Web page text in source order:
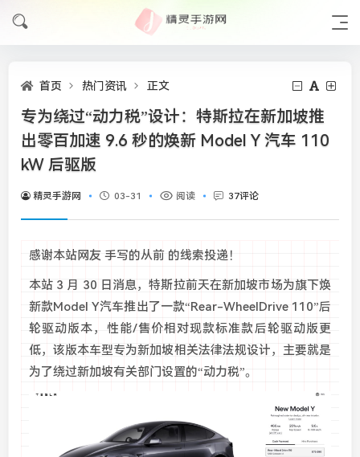
首页 热门资讯 正文
专为绕过“动力税”设计：特斯拉在新加坡推
出零百加速 9.6 秒的焕新 Model Y 汽车 110
kW 后驱版
精灵手游网 03-31 阅读 37评论
感谢本站网友 手写的从前 的线索投递！
本站 3 月 30 日消息，特斯拉前天在新加坡市场为旗下焕
新款Model Y汽车推出了一款“Rear-WheelDrive 110”后
轮驱动版本，性能/售价相对现款标准款后轮驱动版更
低，该版本车型专为新加坡相关法律法规设计，主要就是
为了绕过新加坡有关部门设置的“动力税”。